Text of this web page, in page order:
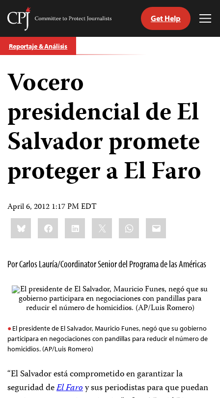
Skip
to
Committee
Protect
Journalists
Get Help
Reportaje & Análisis
Vocero
presidencial de El
Salvador promete
proteger a El Faro
April 6, 2012 1:17 PM EDT
Share
this:BlueskyFacebookLinkedIn WhatsApp
Email
Por Carlos Lauría/Coordinator Senior del Programa de las Américas
El presidente de El Salvador, Mauricio Funes, negó que su gobierno
participara en negociaciones con pandillas para reducir el número de
homicidios. (AP/Luis Romero)
“El Salvador está comprometido en garantizar la
seguridad deEl Faroy sus periodistas para que puedan